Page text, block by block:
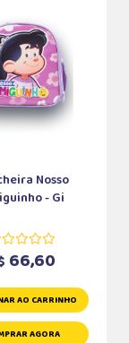
Nosso
- Gi
66,60
AO CARRINHO
AGORA